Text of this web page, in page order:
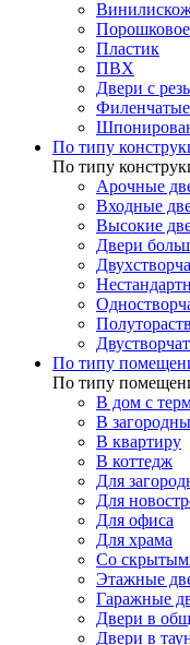
Пластик
ПВХ
Двери с
По типу
По типу
Арочные
Входные
Высокие
Двери
По типу
По типу
В дом с
В
В квартиру
В коттедж
Для
Для
Для офиса
Для храма
Со
Этажные
Гаражные
Двери в
Двери в